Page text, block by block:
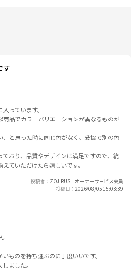
す
っています。
商品でカラーバリエーションが異なるものが
、と思った時に同じ色がなく、妥協で別の色
おり、品質やデザインは満足ですので、統
ていただけたら嬉しいです。
投稿者
ZOJIRUSHIオーナーサービス会員
投稿日
2026/08/05 15:03:39
ものを持ち運ぶのに丁度いいです。
ました。